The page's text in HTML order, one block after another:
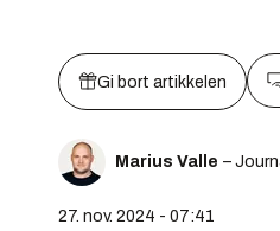
Gi bort artikkelen
Marius Valle –
27. nov. 2024 - 07:41